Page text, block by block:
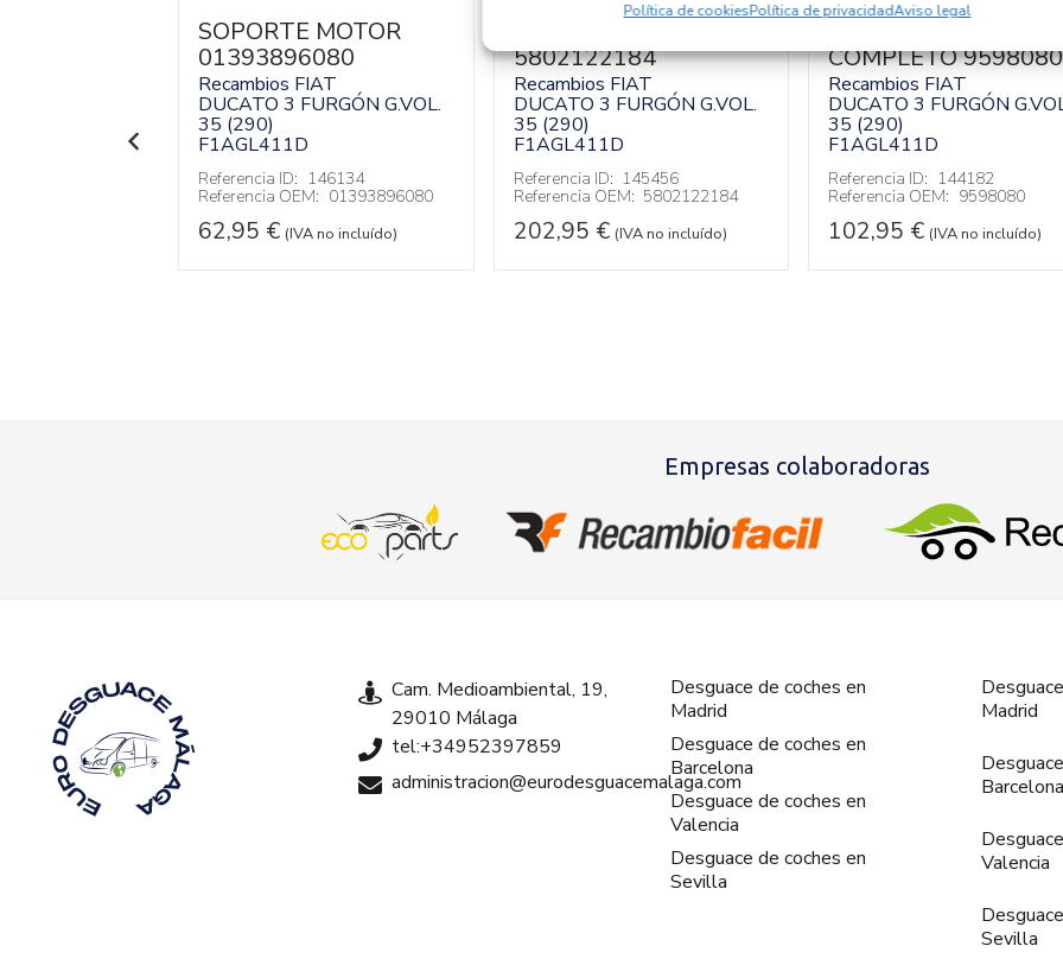
Política de cookiesPolítica de privacidadAviso legal
SOPORTE MOTOR
01393896080
Recambios FIAT
DUCATO 3 FURGÓN G.VOL.
35 (290)
F1AGL411D
Referencia ID: 146134
Referencia OEM: 01393896080
62,95 € (IVA no incluído)
5802122184
Recambios FIAT
DUCATO 3 FURGÓN G.VOL.
35 (290)
F1AGL411D
Referencia ID: 145456
Referencia OEM: 5802122184
202,95 € (IVA no incluído)
COMPLETO 9598080
Recambios FIAT
DUCATO 3 FURGÓN
35 (290)
F1AGL411D
Referencia ID: 144182
Referencia OEM: 9598080
102,95 € (IVA no incluído)
Empresas colaboradoras
Cam. Medioambiental, 19,
29010 Málaga
tel:+34952397859
administracion@eurodesguacemalaga.com
Desguace de coches en
Madrid
Desguace de coches en
Barcelona
Desguace de coches en
Valencia
Desguace de coches en
Sevilla
Madrid
Barcelona
Valencia
Sevilla